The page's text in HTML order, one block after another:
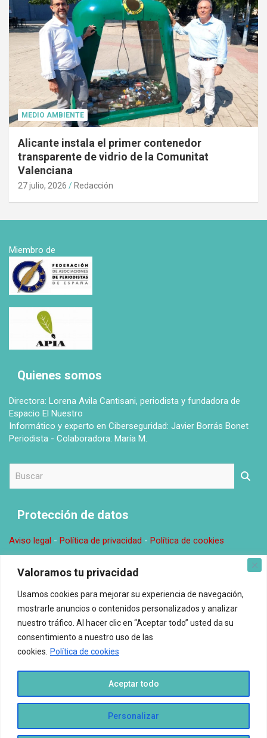
Valoramos tu privacidad
Usamos cookies para mejorar su experiencia de navegación,
mostrarle anuncios o contenidos personalizados y analizar
nuestro tráfico. Al hacer clic en “Aceptar todo” usted da su
consentimiento a nuestro uso de las
cookies. Política de cookies
Personalizar
Aceptar todo
MEDIO AMBIENTE
Alicante instala el primer contenedor
transparente de vidrio de la Comunitat
Valenciana
27 julio, 2026 Redacción
Miembro de
Quienes somos
Directora: Lorena Avila Cantisani, periodista y fundadora de
Espacio El Nuestro
Informático y experto en Ciberseguridad: Javier Borrás Bonet
Periodista - Colaboradora: María M.
Protección de datos
Aviso legal - Política de privacidad - Política de cookies
Donde estamos
Oficina en Valencia. C\ Comunitat Valenciana, 14, 0, 2 46138
Rafelbunyol Email: redaccion@espacioelnuestro.com
Espacio El Nuestro © Todos los derechos reservados.